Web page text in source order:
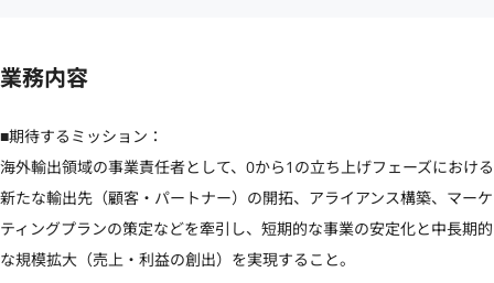
業務内容
■期待するミッション：
海外輸出領域の事業責任者として、0から1の立ち上げフェーズにおける
新たな輸出先（顧客・パートナー）の開拓、アライアンス構築、マーケ
ティングプランの策定などを牽引し、短期的な事業の安定化と中長期的
な規模拡大（売上・利益の創出）を実現すること。